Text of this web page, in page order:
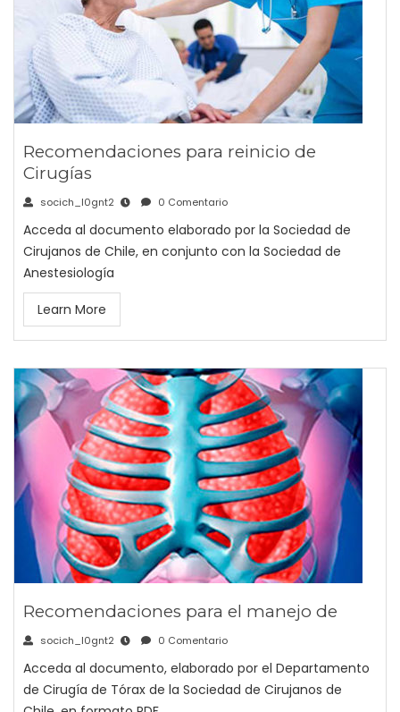
Recomendaciones para reinicio de
Cirugías
socich_l0gnt2 0 Comentario
Acceda al documento elaborado por la Sociedad de
Cirujanos de Chile, en conjunto con la Sociedad de
Anestesiología
Learn More
Recomendaciones para el manejo de
socich_l0gnt2 0 Comentario
Acceda al documento, elaborado por el Departamento
de Cirugía de Tórax de la Sociedad de Cirujanos de